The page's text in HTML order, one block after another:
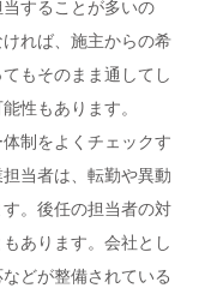
することが多いの
れば、施主からの希
もそのまま通してし
性もあります。
制をよくチェックす
当者は、転勤や異動
。後任の担当者の対
あります。会社とし
どが整備されている